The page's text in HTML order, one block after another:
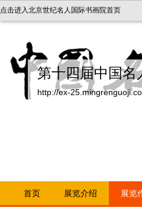
点击进入北京世纪名人国际书画院首页
第十四届中国名
http://ex-
首页 展览介绍 展览